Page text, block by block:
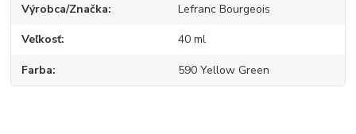
Výrobca/Značka Lefranc Bourgeois
Veľkosť 40 ml
Farba 590 Yellow Green